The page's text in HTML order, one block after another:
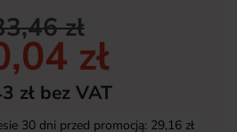
zł
zł
zł bez VAT
30 dni przed promocją: 29,16 zł